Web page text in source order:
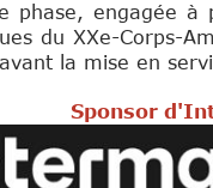
phase, engagée à
du XXe-Corps-
la mise en
Sponsor